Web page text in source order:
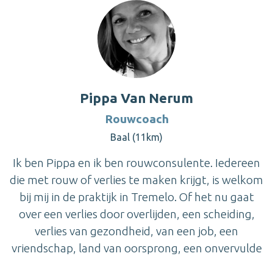
Pippa Van Nerum
Rouwcoach
Baal (11km)
Ik ben Pippa en ik ben rouwconsulente. Iedereen
die met rouw of verlies te maken krijgt, is welkom
bij mij in de praktijk in Tremelo. Of het nu gaat
over een verlies door overlijden, een scheiding,
verlies van gezondheid, van een job, een
vriendschap, land van oorsprong, een onvervulde